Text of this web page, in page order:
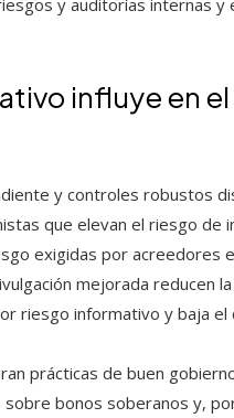
y auditorías internas y
influye en
y controles robustos
que elevan el riesgo de
exigidas por acreedores
mejorada reducen
riesgo informativo y baja
prácticas de buen
sobre bonos soberanos y,